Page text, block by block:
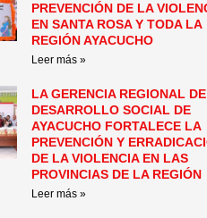
PREVENCIÓN DE LA
EN SANTA ROSA Y TODA LA
REGIÓN AYACUCHO
Leer más »
LA GERENCIA REGIONAL DE
DESARROLLO SOCIAL DE
AYACUCHO FORTALECE LA
PREVENCIÓN Y
DE LA VIOLENCIA EN LAS
PROVINCIAS DE LA REGIÓN
Leer más »